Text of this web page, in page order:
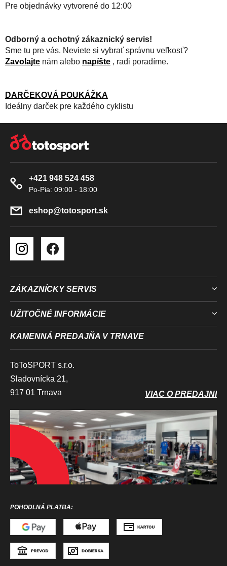
Pre objednávky vytvorené do 12:00
Odborný a ochotný zákaznický servis!
Sme tu pre vás. Neviete si vybrať správnu veľkosť?
Zavolajte nám alebo napíšte , radi poradíme.
DARČEKOVÁ POUKÁŽKA
Ideálny darček pre každého cyklistu
eshop@totosport.sk
+421 948 524 458
ZÁKAZNÍCKY SERVIS
UŽITOČNÉ INFORMÁCIE
KAMENNÁ PREDAJŇA V TRNAVE
ToToSPORT s.r.o.
Sladovnícka 21,
917 01 Trnava
VIAC O PREDAJNI
POHODLNÁ PLATBA: